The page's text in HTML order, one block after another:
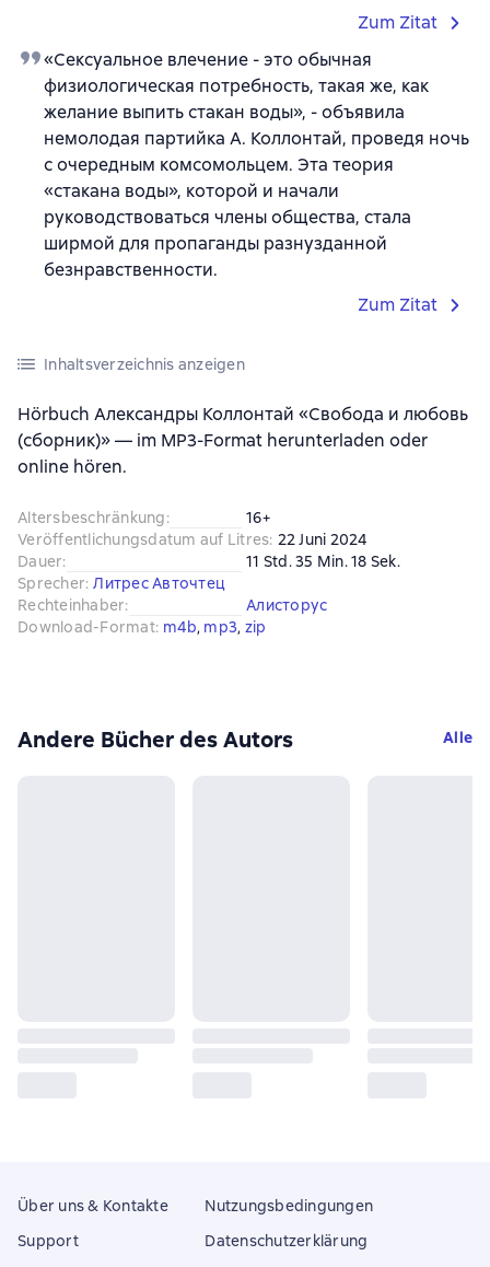
Zum Zitat
«Сексуальное влечение - это обычная
физиологическая потребность, такая же, как
желание выпить стакан воды», - объявила
немолодая партийка А. Коллонтай, проведя ночь
с очередным комсомольцем. Эта теория
«стакана воды», которой и начали
руководствоваться члены общества, стала
ширмой для пропаганды разнузданной
безнравственности.
Zum Zitat
Inhaltsverzeichnis anzeigen
Hörbuch Александры Коллонтай «Свобода и любовь
(сборник)» — im MP3-Format herunterladen oder
online hören.
Altersbeschränkung:
16+
Veröffentlichungsdatum auf Litres: 22 Juni 2024
Dauer:
11 Std. 35 Min. 18 Sek.
Sprecher: Литрес Авточтец
Rechteinhaber:
Алисторус
Download-Format: m4b, mp3, zip
Andere Bücher des Autors Alle
Über uns & Kontakte
Support
Nutzungsbedingungen
Datenschutzerklärung